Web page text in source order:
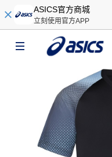
ASICS官方商城
立刻使用官方APP